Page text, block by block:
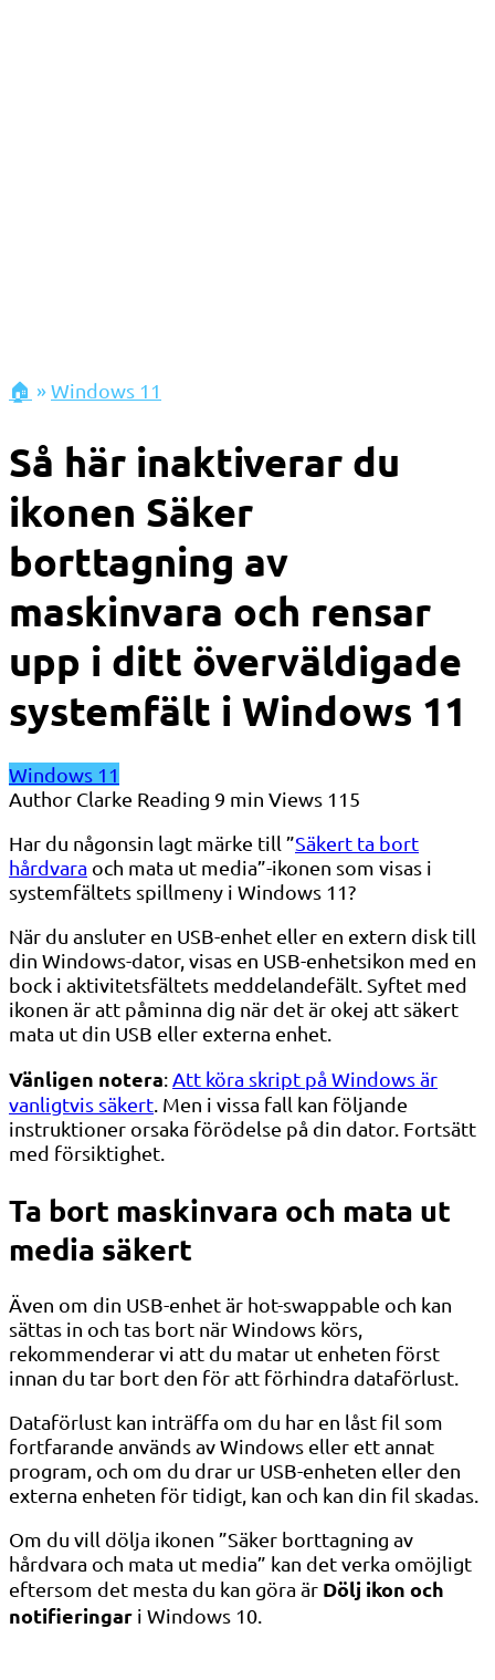
🏠 »Windows 11
Så här inaktiverar du
ikonen Säker
borttagning av
maskinvara och rensar
upp i ditt överväldigade
systemfält i Windows 11
Windows 11
Author Clarke Reading 9 min Views 115
Har du någonsin lagt märke till ”Säkert ta bort
hårdvara och mata ut media”-ikonen som visas i
systemfältets spillmeny i Windows 11?
När du ansluter en USB-enhet eller en extern disk till
din Windows-dator, visas en USB-enhetsikon med en
bock i aktivitetsfältets meddelandefält. Syftet med
ikonen är att påminna dig när det är okej att säkert
mata ut din USB eller externa enhet.
Vänligen notera:Att köra skript på Windows är
vanligtvis säkert. Men i vissa fall kan följande
instruktioner orsaka förödelse på din dator. Fortsätt
med försiktighet.
Ta bort maskinvara och mata ut
media säkert
Även om din USB-enhet är hot-swappable och kan
sättas in och tas bort när Windows körs,
rekommenderar vi att du matar ut enheten först
innan du tar bort den för att förhindra dataförlust.
Dataförlust kan inträffa om du har en låst fil som
fortfarande används av Windows eller ett annat
program, och om du drar ur USB-enheten eller den
externa enheten för tidigt, kan och kan din fil skadas.
Om du vill dölja ikonen ”Säker borttagning av
hårdvara och mata ut media” kan det verka omöjligt
eftersom det mesta du kan göra är Dölj ikon och
notifieringar i Windows 10.